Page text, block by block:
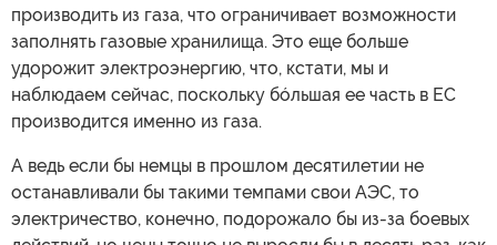
производить из газа, что ограничивает возможности
заполнять газовые хранилища. Это еще больше
удорожит электроэнергию, что, кстати, мы и
наблюдаем сейчас, поскольку бóльшая ее часть в ЕС
производится именно из газа.
А ведь если бы немцы в прошлом десятилетии не
останавливали бы такими темпами свои АЭС, то
электричество, конечно, подорожало бы из-за боевых